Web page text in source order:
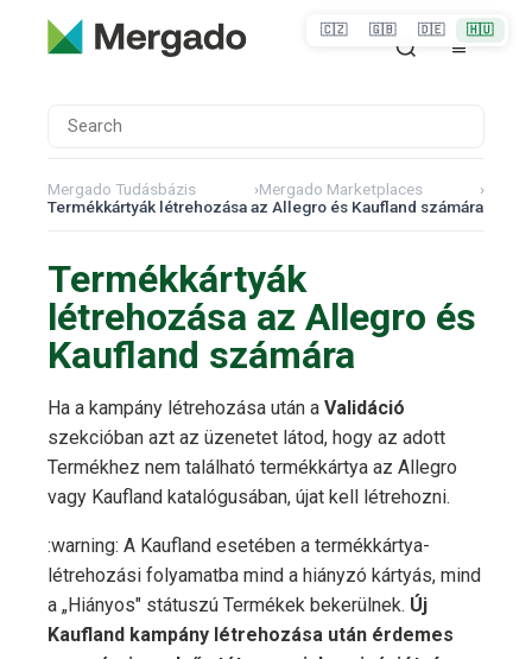
Mergado Tudásbázis ›Mergado Marketplaces
›
Termékkártyák létrehozása az Allegro és Kaufland számára
Termékkártyák
létrehozása az Allegro és
Kaufland számára
Ha a kampány létrehozása után a Validáció
szekcióban azt az üzenetet látod, hogy az adott
Termékhez nem található termékkártya az Allegro
vagy Kaufland katalógusában, újat kell létrehozni.
:warning: A Kaufland esetében a termékkártya-
létrehozási folyamatba mind a hiányzó kártyás, mind
a „Hiányos" státuszú Termékek bekerülnek. Új
Kaufland kampány létrehozása után érdemes
🇨🇿 🇬🇧 🇩🇪 🇭🇺